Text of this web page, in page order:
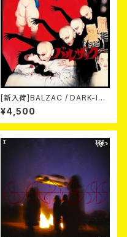
[新入荷]BALZAC / DARK-IS
M -20th Anniversary Comp
ilation- (2CD)
¥4,500